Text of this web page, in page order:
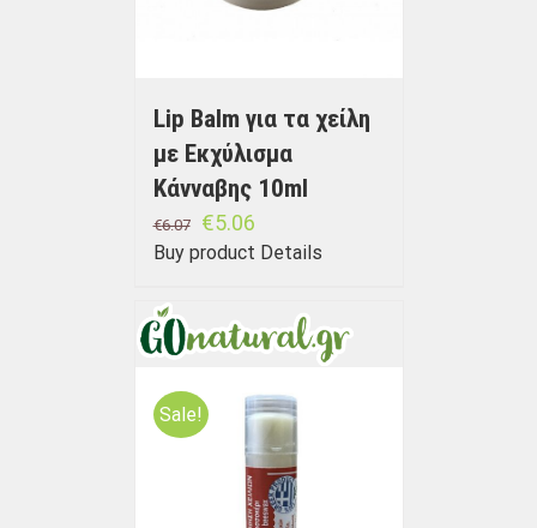
Lip Balm για τα χείλη
με Εκχύλισμα
Κάνναβης 10ml
€6.07 €5.06
Buy product Details
Sale!